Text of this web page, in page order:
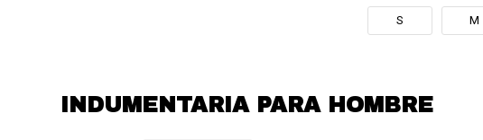
S M
INDUMENTARIA PARA HOMBRE